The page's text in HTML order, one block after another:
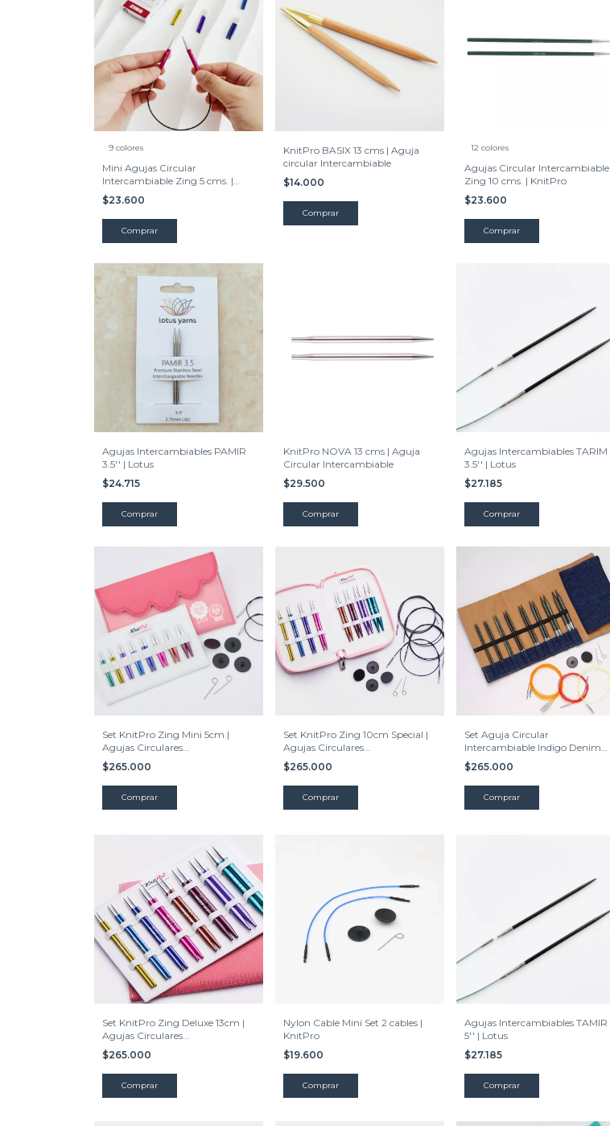
9 colores
Mini Agujas Circular
Intercambiable Zing 5 cms. |
KnitPro
$23.600
Comprar
KnitPro BASIX 13 cms | Aguja
circular Intercambiable
$14.000
Comprar
12 colores
Agujas Circular Intercambiable
Zing 10 cms. | KnitPro
$23.600
Comprar
Agujas Intercambiables PAMIR
3.5'' | Lotus
$24.715
Comprar
KnitPro NOVA 13 cms | Aguja
Circular Intercambiable
$29.500
Comprar
Agujas Intercambiables TARIM
3.5'' | Lotus
$27.185
Comprar
Set KnitPro Zing Mini 5cm |
Agujas Circulares
Intercambiables 5 cms.
$265.000
Set KnitPro Zing 10cm Special |
Agujas Circulares
Intercambiables
$265.000
Set Aguja Circular
Intercambiable Indigo Denim
13cm | Knitpro
$265.000
Set KnitPro Zing Deluxe 13cm |
Agujas Circulares
Intercambiables
$265.000
Nylon Cable Mini Set 2 cables |
KnitPro
$19.600
Agujas Intercambiables TAMIR
5'' | Lotus
$27.185
Comprar